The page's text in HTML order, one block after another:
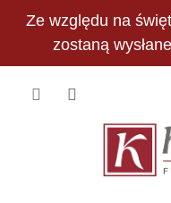
Ze względu na
zostaną
PLN